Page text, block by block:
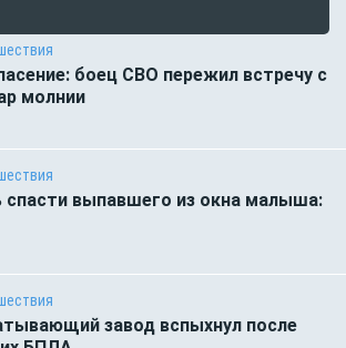
боец СВО пережил встречу с
молнии
выпавшего из окна малыша:
завод вспыхнул после